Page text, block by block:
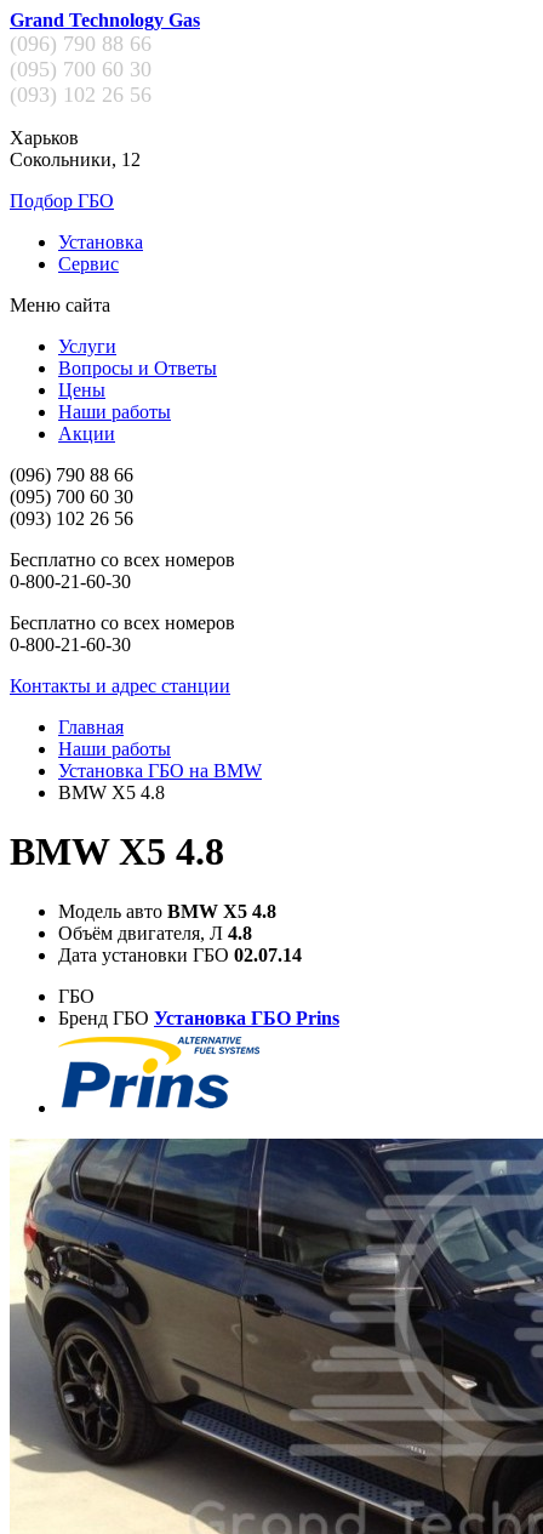
Grand Technology Gas
(096) 790 88 66
(095) 700 60 30
(093) 102 26 56
Харьков
Сокольники, 12
Подбор ГБО
Установка
Сервис
Меню сайта
Услуги
Вопросы и Ответы
Цены
Наши работы
Акции
(096) 790 88 66
(095) 700 60 30
(093) 102 26 56
Бесплатно со всех номеров
0-800-21-60-30
Бесплатно со всех номеров
0-800-21-60-30
Контакты и адрес станции
Главная
Наши работы
Установка ГБО на BMW
BMW X5 4.8
BMW X5 4.8
Модель авто BMW X5 4.8
Объём двигателя, Л 4.8
Дата установки ГБО 02.07.14
ГБО
Бренд ГБО Установка ГБО Prins